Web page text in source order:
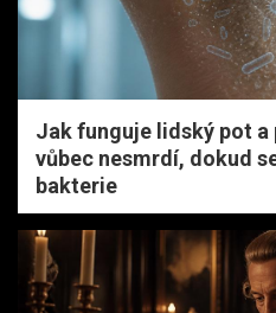
Jak funguje lidský pot a
vůbec nesmrdí, dokud
bakterie